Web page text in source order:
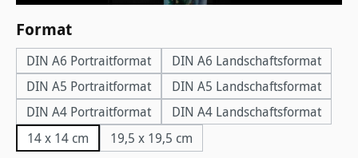
Formatauswählen
DIN A6 Portraitformat
DIN A6 Landschaftsformat
DIN A5 Portraitformat
DIN A5 Landschaftsformat
DIN A4 Portraitformat
DIN A4 Landschaftsformat
14 x 14 cm
19,5 x 19,5 cm